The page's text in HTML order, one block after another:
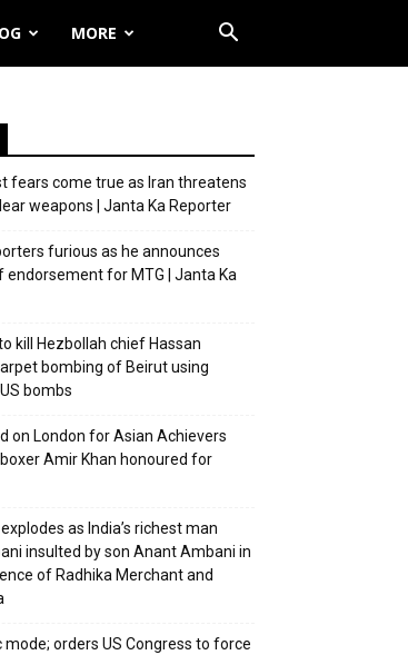
MORE
fears come true as Iran threatens
weapons | Janta Ka Reporter
furious as he announces
for MTG | Janta Ka
kill Hezbollah chief Hassan
bombing of Beirut using
bombs
on London for Asian Achievers
Amir Khan honoured for
as India’s richest man
insulted by son Anant Ambani in
of Radhika Merchant and
mode; orders US Congress to force